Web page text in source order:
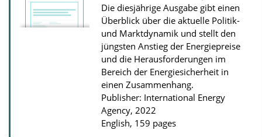
D
o
w
n
l
o
a
d
Die diesjährige Ausgabe gibt einen
Überblick über die aktuelle Politik-
und Marktdynamik und stellt den
jüngsten Anstieg der Energiepreise
und die Herausforderungen im
Bereich der Energiesicherheit in
einen Zusammenhang.
Publisher: International Energy
Agency, 2022
English, 159 pages